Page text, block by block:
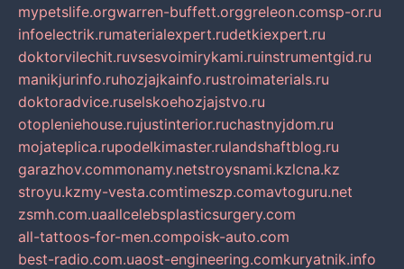
mypetslife.orgwarren-buffett.orggreleon.comsp-or.ru
infoelectrik.rumaterialexpert.rudetkiexpert.ru
doktorvilechit.ruvsesvoimirykami.ruinstrumentgid.ru
manikjurinfo.ruhozjajkainfo.rustroimaterials.ru
doktoradvice.ruselskoehozjajstvo.ru
otopleniehouse.rujustinterior.ruchastnyjdom.ru
mojateplica.rupodelkimaster.rulandshaftblog.ru
garazhov.commonamy.netstroysnami.kzlcna.kz
stroyu.kzmy-vesta.comtimeszp.comavtoguru.net
zsmh.com.uaallcelebsplasticsurgery.com
all-tattoos-for-men.compoisk-auto.com
best-radio.com.uaost-engineering.comkuryatnik.info